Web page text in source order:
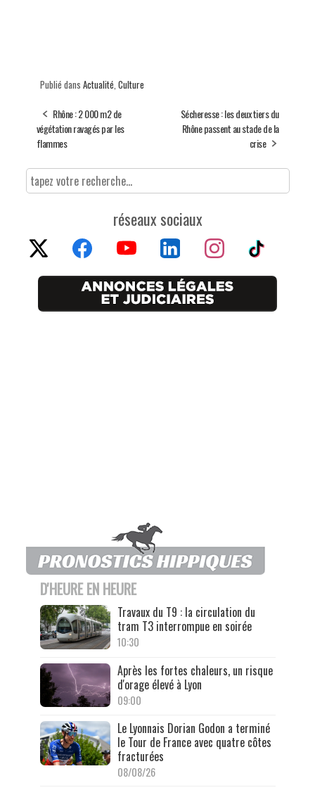
Publié dans Actualité, Culture
Rhône : 2 000 m2 de
végétation ravagés par les
flammes
Sécheresse : les deux tiers du
Rhône passent au stade de la
crise
réseaux sociaux
D'HEURE EN HEURE
Travaux du T9 : la circulation du
tram T3 interrompue en soirée
10:30
Après les fortes chaleurs, un risque
d'orage élevé à Lyon
09:00
Le Lyonnais Dorian Godon a terminé
le Tour de France avec quatre côtes
fracturées
08/08/26